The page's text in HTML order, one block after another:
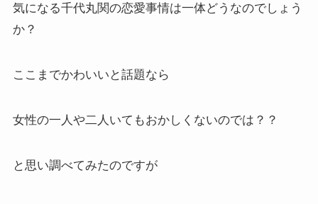
気になる千代丸関の恋愛事情は一体どうなのでしょう
か？
ここまでかわいいと話題なら
女性の一人や二人いてもおかしくないのでは？？
と思い調べてみたのですが